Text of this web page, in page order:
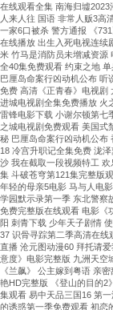
在线观看全集 南海归墟
人来人往 国语 非常人贩3高
一家6口被杀 警方通报 《
在线播放 出生入死电视连续
米 竹马是消防员未增减资源
全40集免费观看 约束之地
巴厘岛命案行凶动机公布 听
免费 高清《正青春》电视剧
进城电视剧全集免费播放 火
雷锋电影下载 小谢尔顿第七
之城电视剧免费观看 美国式
秘 巴厘岛命案行凶动机公布
18 冷宫升职记全集免费 泷
沙 我在截取一段视频特工
集 斗破苍穹第121集完整版
年轻的母亲5电影 马与人电
学园默示录第一季 东北警察
免费完整版在线观看 电影《
阳 刺青下载 少年天子剧情
37 识骨寻踪第二季高清在线
直播 沧元图动漫60 拜托请
意度》电影完整版 九洲天空
《兰飙》 公主嫁到粤语 亲
艳HD完整版 《登山的目的2
集观看 易中天品三国16 第
的诱惑第一季免费观看 初恋